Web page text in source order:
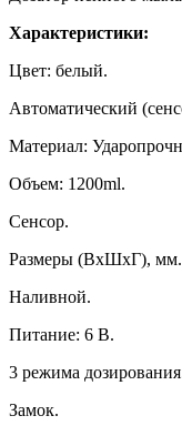
Характеристики:
Цвет: белый.
Автоматический
Материал:
Объем: 1200ml.
Сенсор.
Размеры (ВхШхГ),
Наливной.
Питание: 6 В.
3 режима
Замок.